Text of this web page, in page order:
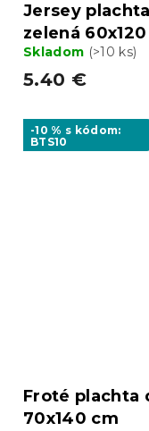
Jersey
zelená
Skladom (>10 ks)
5.40 €
-10 % s kódom:
BTS10
Froté plachta
70x140 cm